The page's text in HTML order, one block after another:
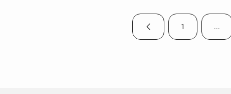
Página anteriorPágina
1 ...